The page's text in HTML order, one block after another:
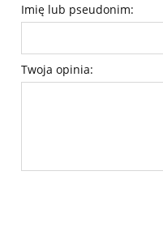
Imię lub pseudonim:
Twoja opinia: